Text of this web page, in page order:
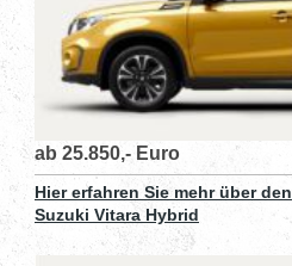
ab 25.850,- Euro
Hier erfahren Sie mehr über den
Suzuki Vitara Hybrid